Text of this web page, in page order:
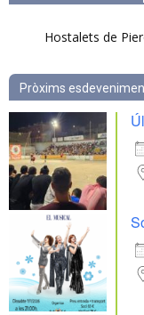
Hostalets de
Pròxims